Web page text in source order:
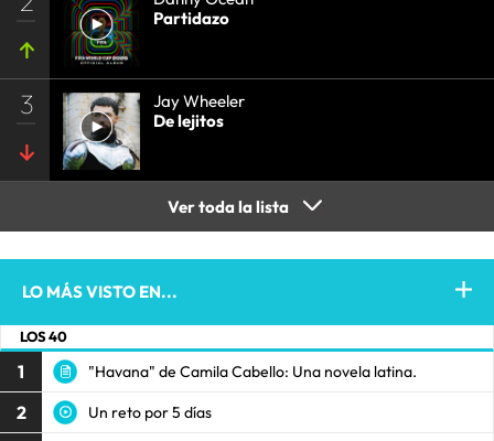
Partidazo
3
Jay Wheeler
De lejitos
Ver toda la lista
LO MÁS VISTO EN...
LOS 40
1 "Havana" de Camila Cabello: Una novela latina.
2 Un reto por 5 días